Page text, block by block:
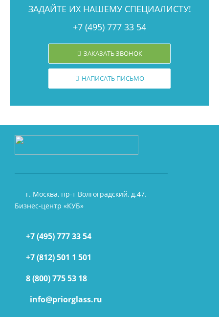
ЗАДАЙТЕ ИХ НАШЕМУ СПЕЦИАЛИСТУ!
+7 (495) 777 33 54
ЗАКАЗАТЬ ЗВОНОК
НАПИСАТЬ ПИСЬМО
г. Москва, пр-т Волгоградский, д.47.
Бизнес-центр «КУБ»
+7 (495) 777 33 54
+7 (812) 501 1 501
8 (800) 775 53 18
info@priorglass.ru